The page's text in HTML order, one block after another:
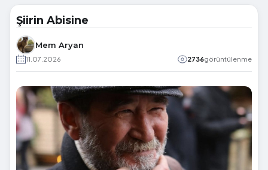
Şiirin Abisine
Mem Aryan
11.07.2026 2736görüntülenme